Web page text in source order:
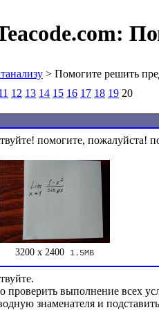
> Помогите решить
12 13 14 15 16 17 18 19 20
3200 x 2400 1.5MB
знаменателя и